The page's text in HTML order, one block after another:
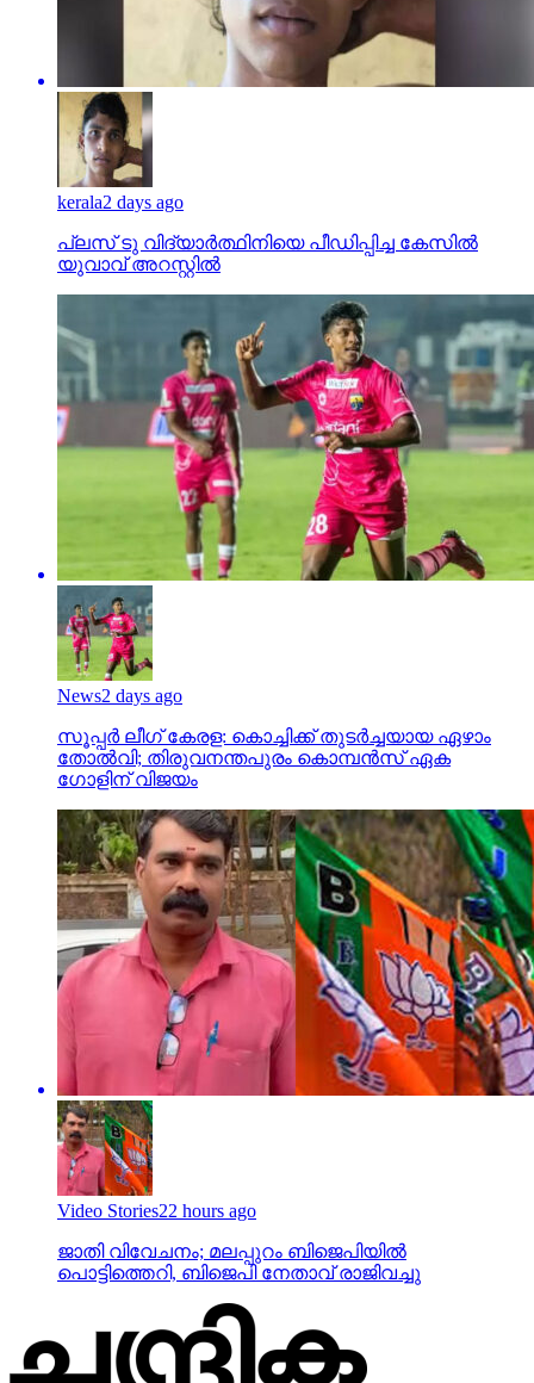
kerala2 days ago
പ്ലസ് ടു വിദ്യാര്‍ത്ഥിനിയെ പീഡിപ്പിച്ച കേസില്‍
യുവാവ് അറസ്റ്റില്‍
News2 days ago
സൂപ്പര്‍ ലീഗ് കേരള: കൊച്ചിക്ക് തുടര്‍ച്ചയായ ഏഴാം
തോല്‍വി; തിരുവനന്തപുരം കൊമ്പന്‍സ് ഏക
ഗോളിന് വിജയം
Video Stories22 hours ago
ജാതി വിവേചനം; മലപ്പുറം ബിജെപിയില്‍
പൊട്ടിത്തെറി, ബിജെപി നേതാവ് രാജിവച്ചു